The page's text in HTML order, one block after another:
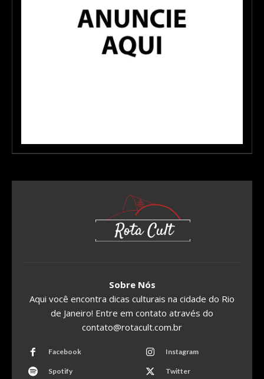
Sobre Nós
Aqui você encontra dicas culturais na cidade do Rio
de Janeiro! Entre em contato através do
contato@rotacult.com.br
Facebook Instagram
Spotify Twitter